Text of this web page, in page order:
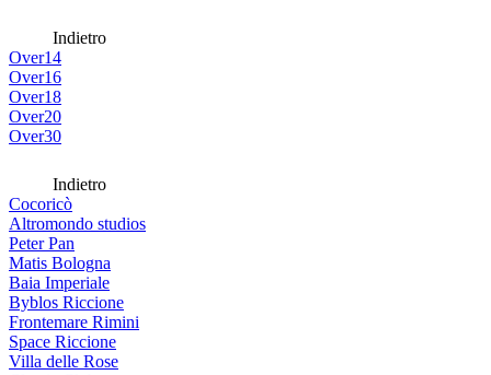
Indietro
Over14
Over16
Over18
Over20
Over30
Indietro
Cocoricò
Altromondo studios
Peter Pan
Matis Bologna
Baia Imperiale
Byblos Riccione
Frontemare Rimini
Space Riccione
Villa delle Rose